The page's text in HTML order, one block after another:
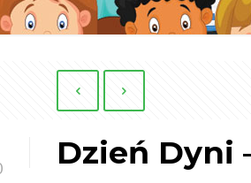
Dzień Dyni